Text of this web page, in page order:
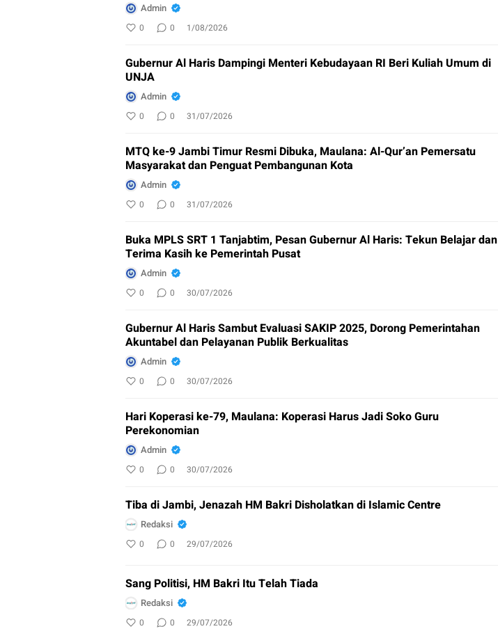
Admin
0 0 1/08/2026
Gubernur Al Haris Dampingi Menteri Kebudayaan RI Beri Kuliah Umum di
UNJA
Admin
0 0 31/07/2026
MTQ ke-9 Jambi Timur Resmi Dibuka, Maulana: Al-Qur’an Pemersatu
Masyarakat dan Penguat Pembangunan Kota
Admin
0 0 31/07/2026
Buka MPLS SRT 1 Tanjabtim, Pesan Gubernur Al Haris: Tekun Belajar dan
Terima Kasih ke Pemerintah Pusat
Admin
0 0 30/07/2026
Gubernur Al Haris Sambut Evaluasi SAKIP 2025, Dorong Pemerintahan
Akuntabel dan Pelayanan Publik Berkualitas
Admin
0 0 30/07/2026
Hari Koperasi ke-79, Maulana: Koperasi Harus Jadi Soko Guru
Perekonomian
Admin
0 0 30/07/2026
Tiba di Jambi, Jenazah HM Bakri Disholatkan di Islamic Centre
Redaksi
0 0 29/07/2026
Sang Politisi, HM Bakri Itu Telah Tiada
Redaksi
0 0 29/07/2026